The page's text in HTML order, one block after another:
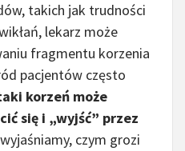
takich jak trudności
lekarz może
fragmentu korzenia
pacjentów często
korzeń może
się i „wyjść” przez
czym grozi